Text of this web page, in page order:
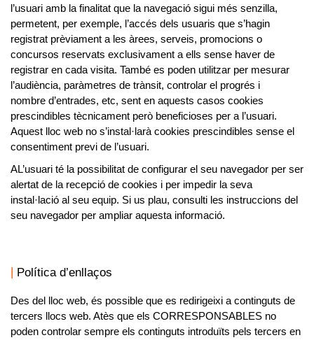
l’usuari amb la finalitat que la navegació sigui més senzilla,
permetent, per exemple, l’accés dels usuaris que s’hagin
registrat prèviament a les àrees, serveis, promocions o
concursos reservats exclusivament a ells sense haver de
registrar en cada visita. També es poden utilitzar per mesurar
l’audiència, paràmetres de trànsit, controlar el progrés i
nombre d’entrades, etc, sent en aquests casos cookies
prescindibles tècnicament però beneficioses per a l’usuari.
Aquest lloc web no s’instal·larà cookies prescindibles sense el
consentiment previ de l’usuari.
AL’usuari té la possibilitat de configurar el seu navegador per ser
alertat de la recepció de cookies i per impedir la seva
instal·lació al seu equip. Si us plau, consulti les instruccions del
seu navegador per ampliar aquesta informació.
Política d’enllaços
Des del lloc web, és possible que es redirigeixi a continguts de
tercers llocs web. Atès que els CORRESPONSABLES no
poden controlar sempre els continguts introduïts pels tercers en